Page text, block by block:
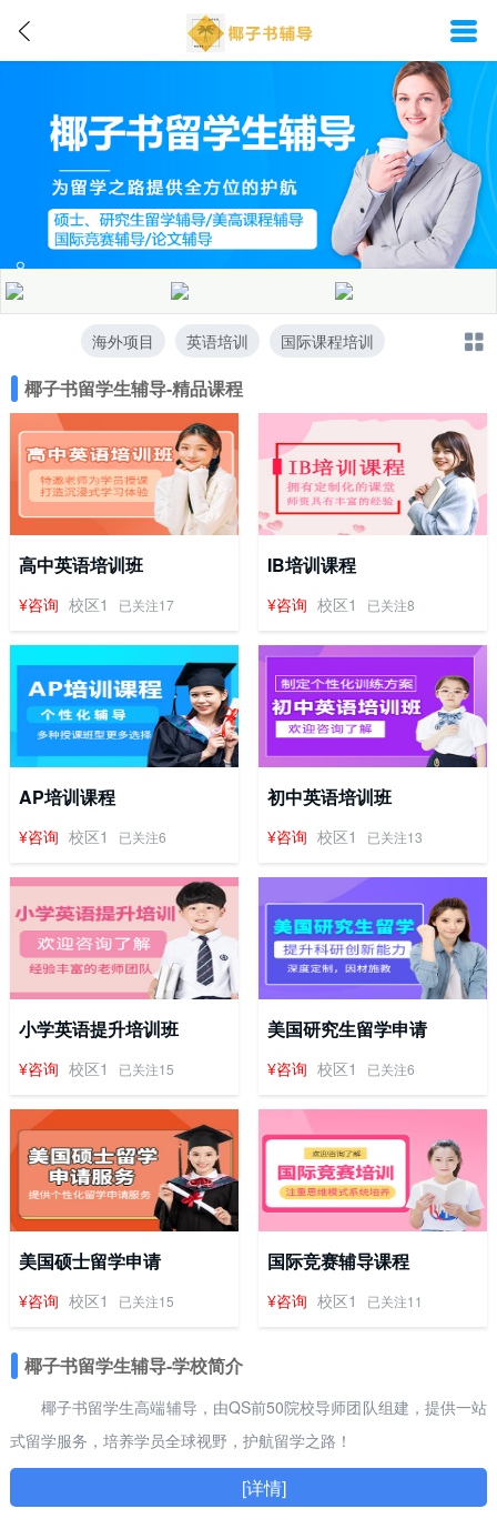
海外项目 英语培训 国际课程培训
椰子书留学生辅导-精品课程
高中英语培训班
¥咨询 校区1 已关注17
IB培训课程
¥咨询 校区1 已关注8
AP培训课程
¥咨询 校区1 已关注6
初中英语培训班
¥咨询 校区1 已关注13
小学英语提升培训班
¥咨询 校区1 已关注15
美国研究生留学申请
¥咨询 校区1 已关注6
美国硕士留学申请
¥咨询 校区1 已关注15
国际竞赛辅导课程
¥咨询 校区1 已关注11
椰子书留学生辅导-学校简介
椰子书留学生高端辅导，由QS前50院校导师团队组建，提供一站
式留学服务，培养学员全球视野，护航留学之路！
[详情]